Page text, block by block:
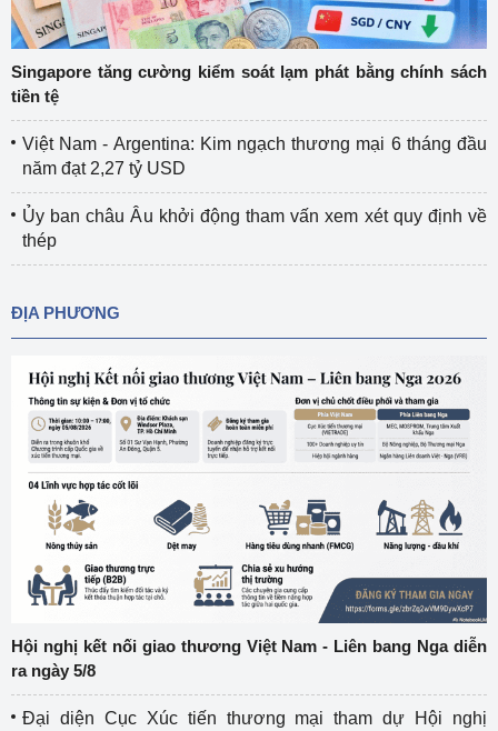
Singapore tăng cường kiểm soát lạm phát bằng chính sách
tiền tệ
Việt Nam - Argentina: Kim ngạch thương mại 6 tháng đầu
năm đạt 2,27 tỷ USD
Ủy ban châu Âu khởi động tham vấn xem xét quy định về
thép
ĐỊA PHƯƠNG
Hội nghị kết nối giao thương Việt Nam - Liên bang Nga diễn
ra ngày 5/8
Đại diện Cục Xúc tiến thương mại tham dự Hội nghị